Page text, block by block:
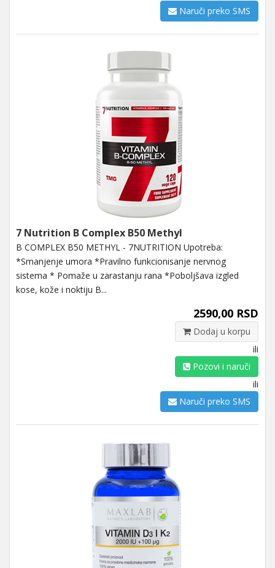
Naruči preko SMS
7 Nutrition B Complex B50 Methyl
B COMPLEX B50 METHYL - 7NUTRITION Upotreba:
*Smanjenje umora *Pravilno funkcionisanje nervnog
sistema * Pomaže u zarastanju rana *Poboljšava izgled
kose, kože i noktiju B...
2590,00 RSD
Dodaj u korpu
ili
Pozovi i naruči
ili
Naruči preko SMS